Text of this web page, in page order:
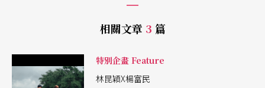
相關文章 3 篇
特別企畫 Feature
林昆穎X楊富民